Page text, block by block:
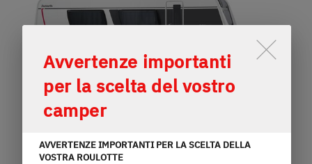
Lo scorrimento attiva il
Avvertenze importanti
per la scelta del vostro
camper
AVVERTENZE IMPORTANTI PER LA SCELTA DELLA
VOSTRA ROULOTTE